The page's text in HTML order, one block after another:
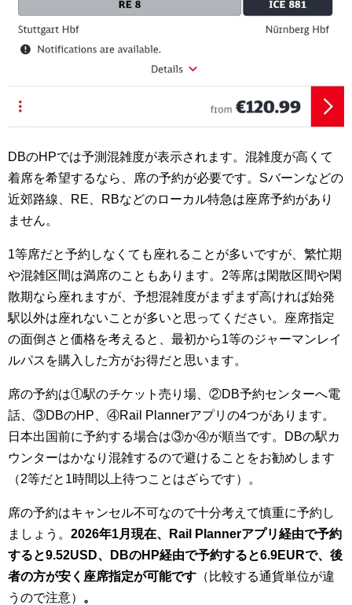
DBのHPでは予測混雑度が表示されます。混雑度が高くて
着席を希望するなら、席の予約が必要です。Sバーンなどの
近郊路線、RE、RBなどのローカル特急は座席予約があり
ません。
1等席だと予約しなくても座れることが多いですが、繁忙期
や混雑区間は満席のこともあります。2等席は閑散区間や閑
散期なら座れますが、予想混雑度がまずまず高ければ始発
駅以外は座れないことが多いと思ってください。座席指定
の面倒さと価格を考えると、最初から1等のジャーマンレイ
ルパスを購入した方がお得だと思います。
席の予約は①駅のチケット売り場、②DB予約センターへ電
話、③DBのHP、④Rail Plannerアプリの4つがあります。
日本出国前に予約する場合は③か④が順当です。DBの駅カ
ウンターはかなり混雑するので避けることをお勧めします
（2等だと1時間以上待つことはざらです）。
席の予約はキャンセル不可なので十分考えて慎重に予約し
ましょう。 2026年1月現在、Rail Plannerアプリ経由で予約
すると9.52USD、DBのHP経由で予約すると6.9EURで、後
者の方が安く座席指定が可能です （比較する通貨単位が違
うので注意） 。